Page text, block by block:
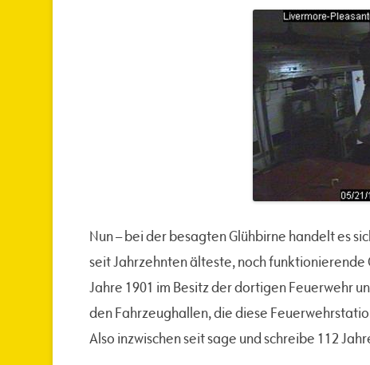
Nun – bei der besagten Glühbirne handelt es
seit Jahrzehnten älteste, noch funktionierende
Jahre 1901 im Besitz der dortigen Feuerwehr
den Fahrzeughallen, die diese
Also inzwischen seit sage und schreibe 112